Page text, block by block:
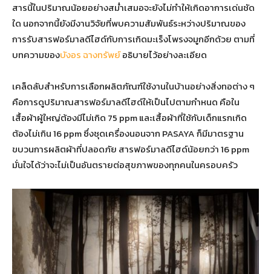
สารนี้ในปริมาณน้อยอย่างสม่ำเสมอจะยังไม่ทำให้เกิดอาการเด่นชัด
ใด นอกจากนี้ยังมีงานวิจัยที่พบความสัมพันธ์ระหว่างปริมาณของ
การรับสารฟอร์มาลดีไฮด์กับการเกิดมะเร็งโพรงจมูกอีกด้วย ตามที่
บทความของบังอร ฉางทรัพย์อธิบายไว้อย่างละเอียด
เคล็ดลับสำหรับการเลือกผลิตภัณฑ์ใช้งานในบ้านอย่างสิ่งทอต่าง ๆ
คือการดูปริมาณสารฟอร์มาลดีไฮด์ให้เป็นไปตามกำหนด คือใน
เสื้อผ้าผู้ใหญ่ต้องมีไม่เกิด 75 ppm และเสื้อผ้าที่ใช้กับเด็กแรกเกิด
ต้องไม่เกิน 16 ppm ซึ่งชุดเครื่องนอนจาก PASAYA ก็มีมาตรฐาน
ขบวนการผลิตผ้าที่ปลอดภัย สารฟอร์มาลดีไฮด์น้อยกว่า 16 ppm
มั่นใจได้ว่าจะไม่เป็นอันตรายต่อสุขภาพของทุกคนในครอบครัว